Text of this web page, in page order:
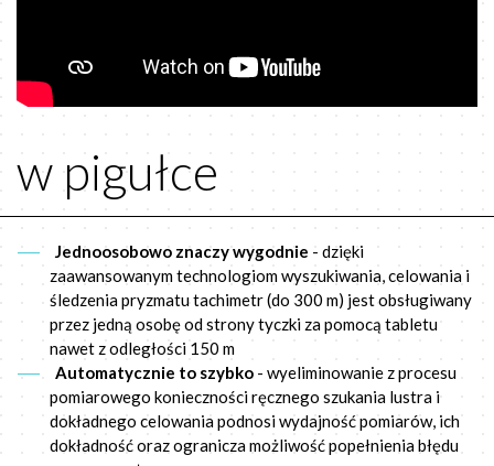
w pigułce
Jednoosobowo znaczy wygodnie - dzięki
zaawansowanym technologiom wyszukiwania, celowania i
śledzenia pryzmatu tachimetr (do 300 m) jest obsługiwany
przez jedną osobę od strony tyczki za pomocą tabletu
nawet z odległości 150 m
Automatycznie to szybko - wyeliminowanie z procesu
pomiarowego konieczności ręcznego szukania lustra i
dokładnego celowania podnosi wydajność pomiarów, ich
dokładność oraz ogranicza możliwość popełnienia błędu